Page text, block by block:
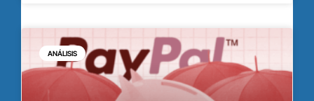
ANÁLISIS